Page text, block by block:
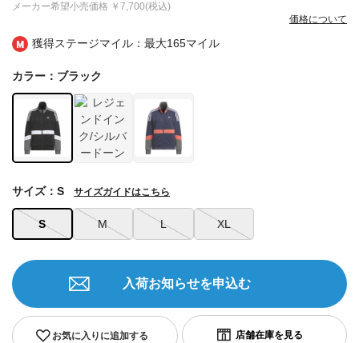
獲得ステージマイル：最大165マイル
メーカー希望小売価格 ￥7,700(税込)
価格について
カラー：ブラック
S M L XL
サイズ：S サイズガイドはこちら
お気に入りに追加する
入荷お知らせを申込む